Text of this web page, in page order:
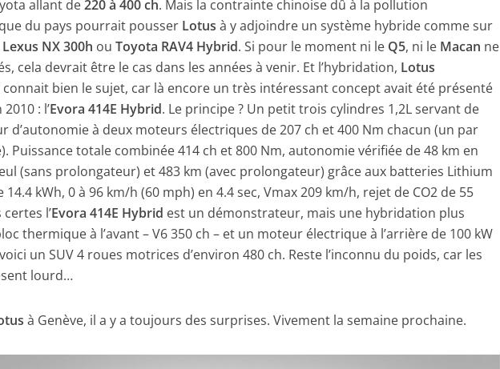
allant de220 à 400 ch. Mais la contrainte chinoise dû à la pollution
du pays pourrait pousser Lotus à y adjoindre un système hybride comme sur
Lexus NX 300h ouToyota RAV4 Hybrid. Si pour le moment ni le Q5, ni le Macan ne
cela devrait être le cas dans les années à venir. Et l’hybridation, Lotus
connait bien le sujet, car là encore un très intéressant concept avait été présenté
: l’Evora 414E Hybrid. Le principe ? Un petit trois cylindres 1,2L servant de
d’autonomie à deux moteurs électriques de 207 ch et 400 Nm chacun (un par
Puissance totale combinée 414 ch et 800 Nm, autonomie vérifiée de 48 km en
(sans prolongateur) et 483 km (avec prolongateur) grâce aux batteries Lithium
14.4 kWh, 0 à 96 km/h (60 mph) en 4.4 sec, Vmax 209 km/h, rejet de CO2 de 55
l’Evora 414E Hybrid est un démonstrateur, mais une hybridation plus
thermique à l’avant – V6 350 ch – et un moteur électrique à l’arrière de 100 kW
un SUV 4 roues motrices d’environ 480 ch. Reste l’inconnu du poids, car les
lourd…
à Genève, il a y a toujours des surprises. Vivement la semaine prochaine.